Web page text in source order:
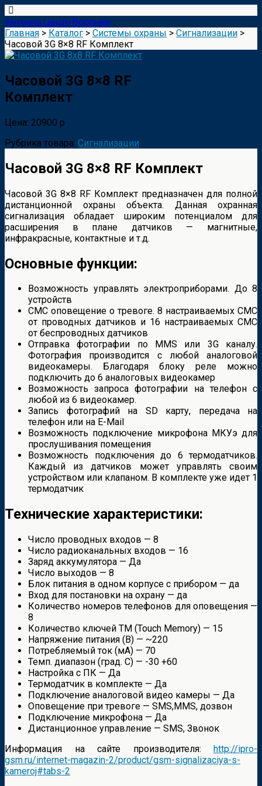
Антенна Центр Воронеж
Главная > Каталог > Системы охраны > Сигнализации >
Часовой 3G 8×8 RF Комплект
Часовой 3G 8×8 RF
Комплект
Цена: 20900 р
Рубрика товара: Сигнализации
Часовой 3G 8×8 RF Комплект
Часовой 3G 8×8 RF Комплект предназначен для полной
дистанционной охраны объекта. Данная охранная
сигнализация обладает широким потенциалом для
расширения в плане датчиков — магнитные,
инфракрасные, контактные и т.д.
Основные функции:
Возможность управлять электроприборами. До 8
устройств
СМС оповещение о тревоге. 8 настраиваемых СМС
от проводных датчиков и 16 настраиваемых СМС
от беспроводных датчиков
Отправка фотографии по MMS или 3G каналу.
Фотография производится с любой аналоговой
видеокамеры. Благодаря блоку реле можно
подключить до 6 аналоговых видеокамер
Возможность запроса фотографии на телефон с
любой из 6 видеокамер.
Запись фотографий на SD карту, передача на
телефон или на E-Mail
Возможность подключение микрофона МКУэ для
прослушивания помещения
Возможность подключения до 6 термодатчиков.
Каждый из датчиков может управлять своим
устройством или клапаном. В комплекте уже идет 1
термодатчик
Технические характеристики:
Число проводных входов — 8
Число радиоканальных входов — 16
Заряд аккумулятора — Да
Число выходов — 8
Блок питания в одном корпусе с прибором — да
Вход для постановки на охрану — да
Количество номеров телефонов для оповещения —
8
Количество ключей ТМ (Touch Memory) — 15
Напряжение питания (В) — ~220
Потребляемый ток (мА) — 70
Темп. диапазон (град. С) — -30 +60
Настройка с ПК — Да
Термодатчик в комплекте — Да
Подключение аналоговой видео камеры — Да
Оповещение при тревоге — SMS,MMS, дозвон
Подключение микрофона — Да
Дистанционное управление — SMS, Звонок
Информация на сайте производителя:
http://ipro-
gsm.ru/internet-magazin-2/product/gsm-signalizaciya-s-
kameroj#tabs-2